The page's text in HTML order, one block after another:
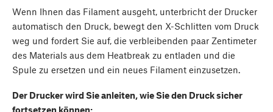
Wenn Ihnen das Filament ausgeht, unterbricht der Drucker
automatisch den Druck, bewegt den X-Schlitten vom Druck
weg und fordert Sie auf, die verbleibenden paar Zentimeter
des Materials aus dem Heatbreak zu entladen und die
Spule zu ersetzen und ein neues Filament einzusetzen.
Der Drucker wird Sie anleiten, wie Sie den Druck sicher